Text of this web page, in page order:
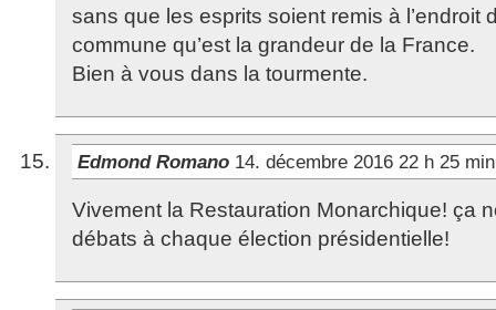
sans que les esprits soient remis à l’endroit
commune qu’est la grandeur de la France.
Bien à vous dans la tourmente.
Edmond Romano 14. décembre 2016 22 h 25
Vivement la Restauration Monarchique! ça
débats à chaque élection présidentielle!